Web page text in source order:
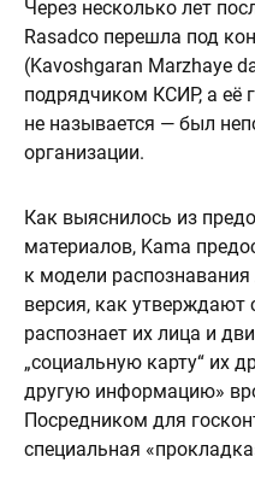
Через несколько лет
Rasadco перешла под
(Kavoshgaran Marzhaye
подрядчиком КСИР, а её
не называется — был
организации.
Как выяснилось из
материалов, Kama
к модели
версия, как утверждают
распознает их лица и
„социальную карту“ их
другую информацию»
Посредником для
специальная